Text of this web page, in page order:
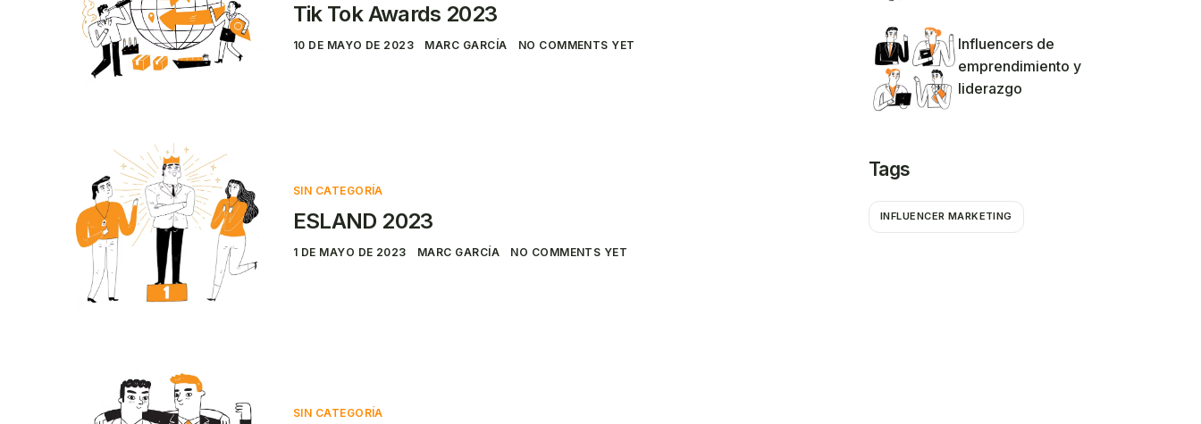
Tik Tok Awards 2023
10 DE MAYO DE 2023 MARC GARCÍA NO COMMENTS YET
SIN CATEGORÍA
ESLAND 2023
1 DE MAYO DE 2023 MARC GARCÍA NO COMMENTS YET
SIN CATEGORÍA
Influencers de
emprendimiento y
liderazgo
Tags
INFLUENCER MARKETING